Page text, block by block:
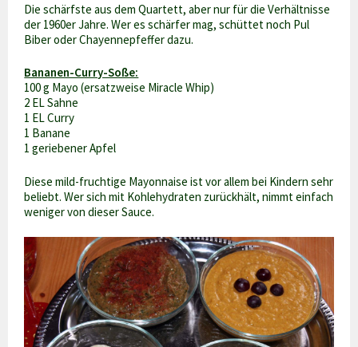
Die schärfste aus dem Quartett, aber nur für die Verhältnisse
der 1960er Jahre. Wer es schärfer mag, schüttet noch Pul
Biber oder Chayennepfeffer dazu.
Bananen-Curry-Soße:
100 g Mayo (ersatzweise Miracle Whip)
2 EL Sahne
1 EL Curry
1 Banane
1 geriebener Apfel
Diese mild-fruchtige Mayonnaise ist vor allem bei Kindern sehr
beliebt. Wer sich mit Kohlehydraten zurückhält, nimmt einfach
weniger von dieser Sauce.